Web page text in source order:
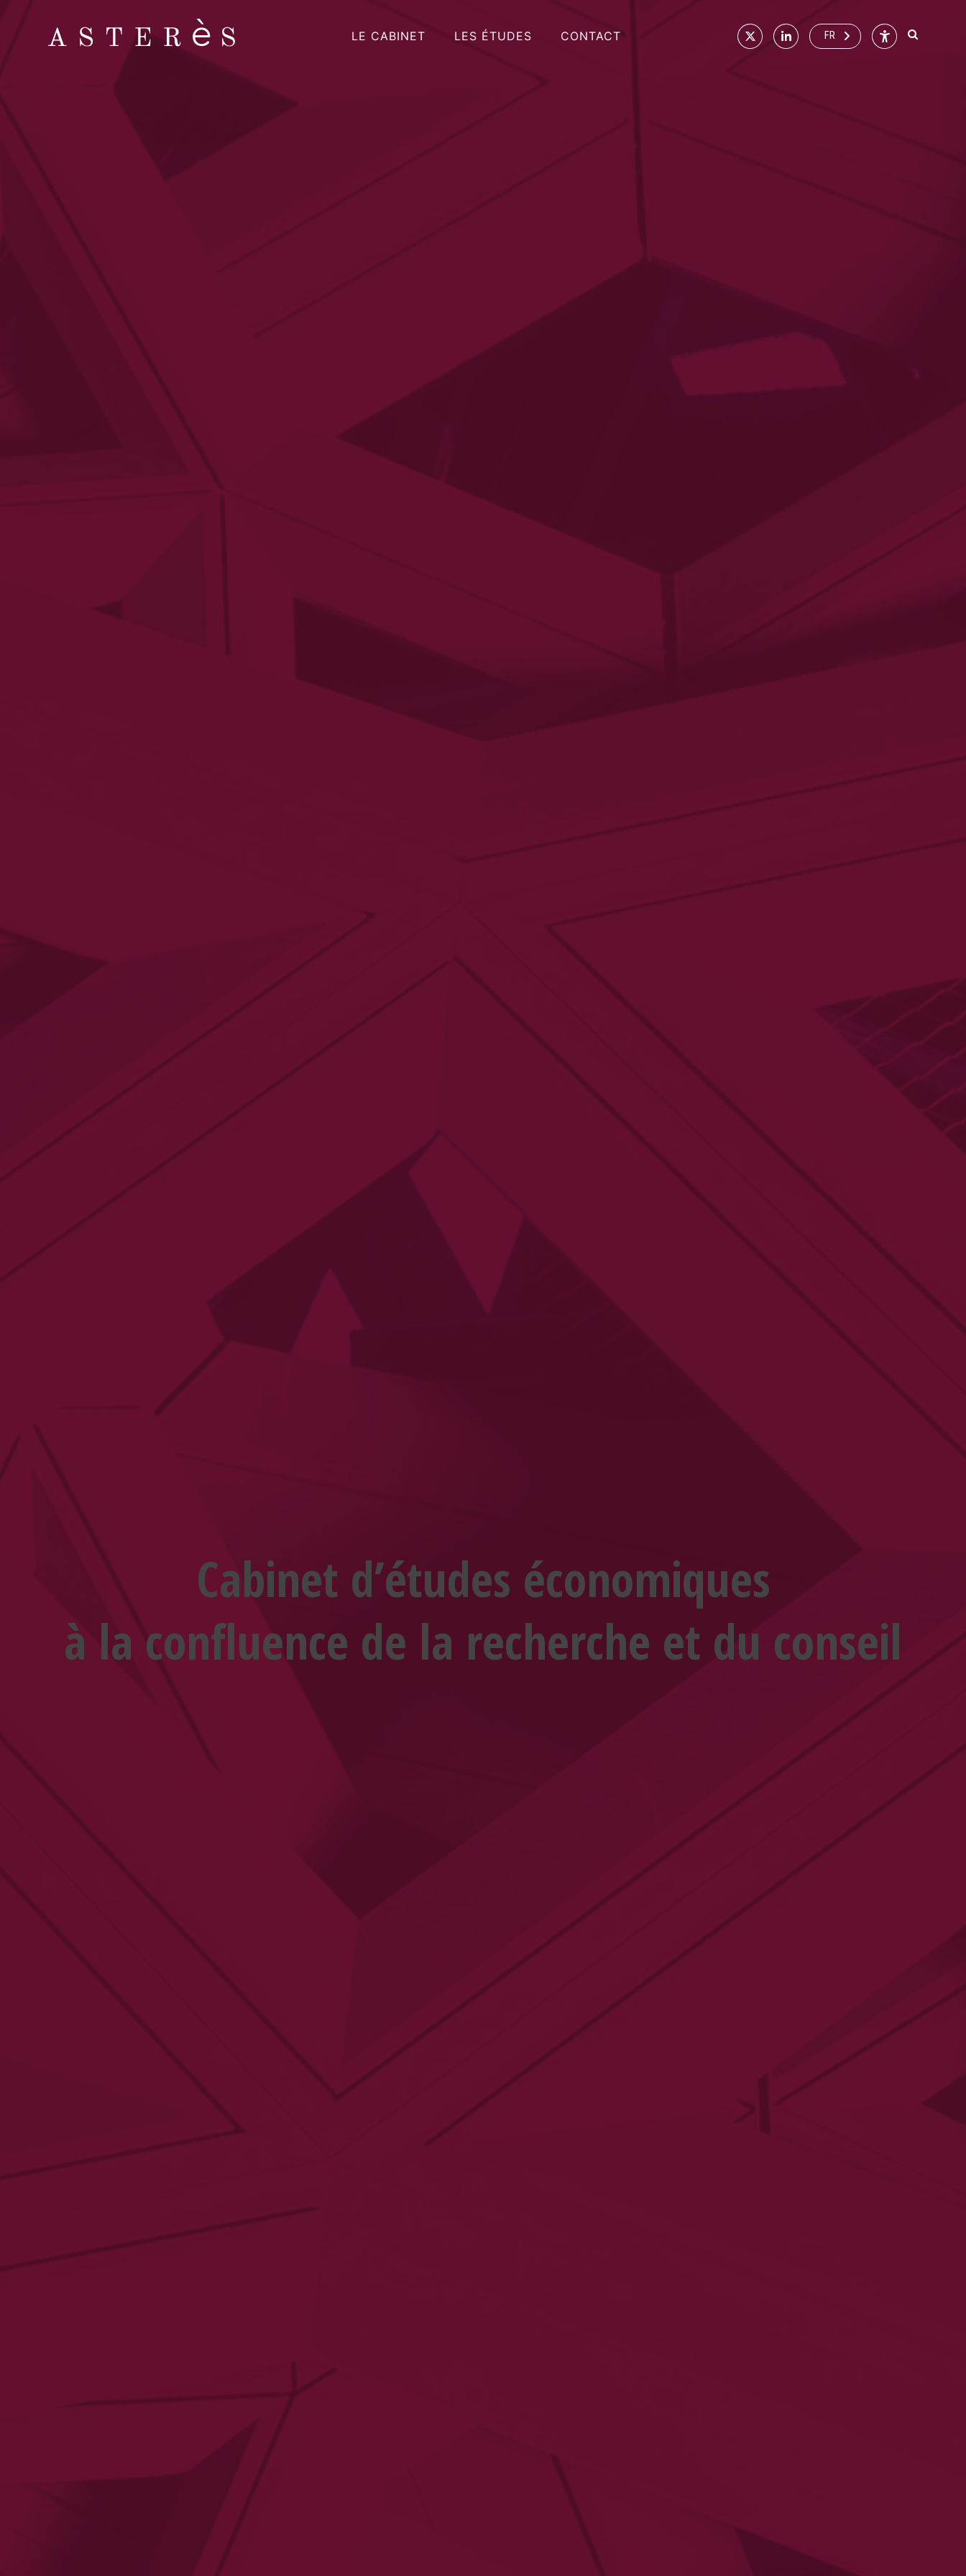
LE CABINET LES ÉTUDES CONTACT X Linkedin
FR Accessibilité
Cabinet d’études économiques
à la confluence de la recherche et du conseil
Search